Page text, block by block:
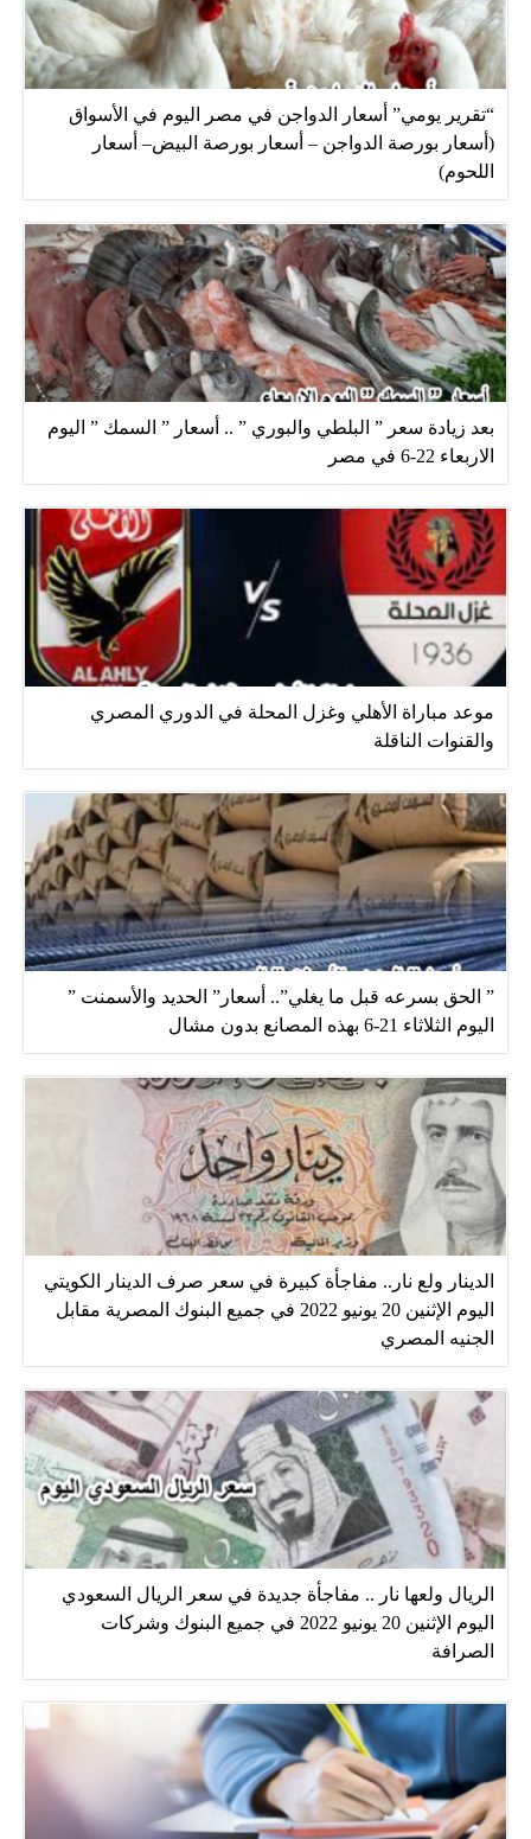
“تقرير يومي” أسعار الدواجن في مصر اليوم في الأسواق
(أسعار بورصة الدواجن – أسعار بورصة البيض– أسعار
اللحوم)
بعد زيادة سعر ” البلطي والبوري ” .. أسعار ” السمك ” اليوم
الاربعاء 22-6 في مصر
موعد مباراة الأهلي وغزل المحلة في الدوري المصري
والقنوات الناقلة
” الحق بسرعه قبل ما يغلي”.. أسعار” الحديد والأسمنت ”
اليوم الثلاثاء 21-6 بهذه المصانع بدون مشال
الدينار ولع نار.. مفاجأة كبيرة في سعر صرف الدينار الكويتي
اليوم الإثنين 20 يونيو 2022 في جميع البنوك المصرية مقابل
الجنيه المصري
الريال ولعها نار .. مفاجأة جديدة في سعر الريال السعودي
اليوم الإثنين 20 يونيو 2022 في جميع البنوك وشركات
الصرافة